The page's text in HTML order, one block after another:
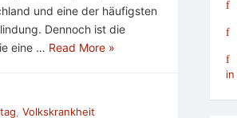
und eine der häufigsten
Dennoch ist die
eine … Read More »
, Volkskrankheit